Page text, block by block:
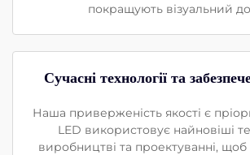
покращують візуальний
Сучасні технології та
Наша приверженість якості є
LED використовує найновіші
виробництві та проектуванні, щоб